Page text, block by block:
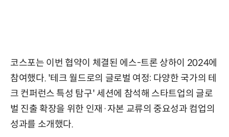
코스포는 이번 협약이 체결된 에스-트론 상하이 2024에
참여했다. '테크 월드로의 글로벌 여정: 다양한 국가의 테
크 컨퍼런스 특성 탐구' 세션에 참석해 스타트업의 글로
벌 진출 확장을 위한 인재·자본 교류의 중요성과 컴업의
성과를 소개했다.